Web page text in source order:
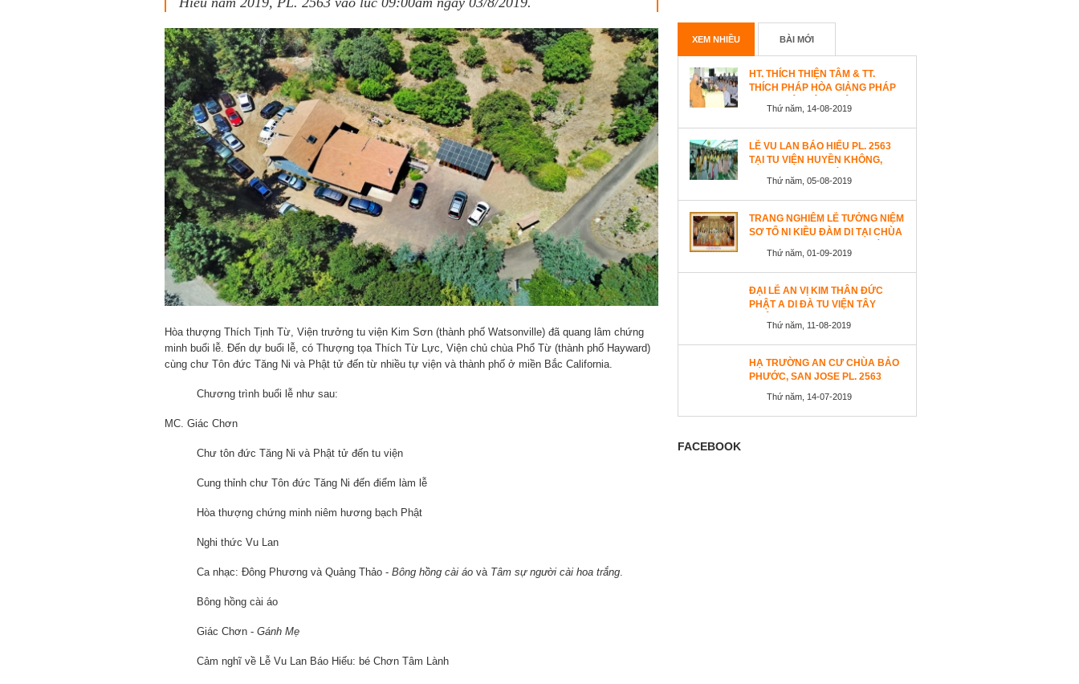
Hòa thượng Thích Tịnh Từ, Viện trưởng tu viện Kim Sơn (thành phố Watsonville) đã quang lâm chứng
minh buổi lễ. Đến dự buổi lễ, có Thượng tọa Thích Từ Lực, Viện chủ chùa Phổ Từ (thành phố Hayward)
cùng chư Tôn đức Tăng Ni và Phật tử đến từ nhiều tự viện và thành phố ở miền Bắc California.
Chương trình buổi lễ như sau:
MC. Giác Chơn
Chư tôn đức Tăng Ni và Phật tử đến tu viện
Cung thỉnh chư Tôn đức Tăng Ni đến điểm làm lễ
Hòa thượng chứng minh niêm hương bạch Phật
Nghi thức Vu Lan
Ca nhạc: Đông Phương và Quảng Thảo - Bông hồng cài áovà Tâm sự người cài hoa trắng.
Bông hồng cài áo
Giác Chơn - Gánh Mẹ
Cảm nghĩ về Lễ Vu Lan Báo Hiếu: bé Chơn Tâm Lành
XEM NHIỀU BÀI MỚI
HT. THÍCH THIỆN TÂM & TT.
THÍCH PHÁP HÒA GIẢNG PHÁP
WESTLOCK, CANADA
Thứ năm, 14-08-2019
LỄ VU LAN BÁO HIẾU PL. 2563
TẠI TU VIỆN HUYỀN KHÔNG,
Thứ năm, 05-08-2019
TRANG NGHIÊM LỄ TƯỞNG NIỆM
SƠ TỔ NI KIỀU ĐÀM DI TẠI CHÙA
Thứ năm, 01-09-2019
ĐẠI LỄ AN VỊ KIM THÂN ĐỨC
PHẬT A DI ĐÀ TU VIỆN TÂY
Thứ năm, 11-08-2019
HẠ TRƯỜNG AN CƯ CHÙA BẢO
PHƯỚC, SAN JOSE PL. 2563
Thứ năm, 14-07-2019
FACEBOOK